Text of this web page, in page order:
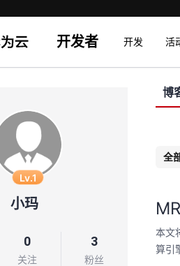
开发者 开发 活
Lv.1
小玛
0
关注
3
粉丝
博
全
本文
算引